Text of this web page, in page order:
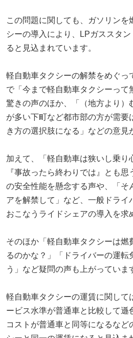
この問題に関しても、ガソリンを
シーの導入により、LPガススタ
ると見込まれています。
軽自動車タクシーの解禁をめぐっ
で「今まで軽自動車タクシーって
驚きの声のほか、「（地方より）
が多い下町など都市部の方が需要
き方の選択肢になる」などの意見
加えて、「軽自動車は狭いし乗り
『事故ったら終わりでは』とも
の安全性能を懸念する声や、「そ
アを解禁して」など、一般ドライ
おこなうライドシェアの導入を求
そのほか「軽自動車タクシーは燃
るのかな？」「ドライバーの運転
う」など疑問の声も上がっていま
軽自動車タクシーの運賃に関して
ービス水準が普通車と比較して遜
コストが普通車と同等になるなど